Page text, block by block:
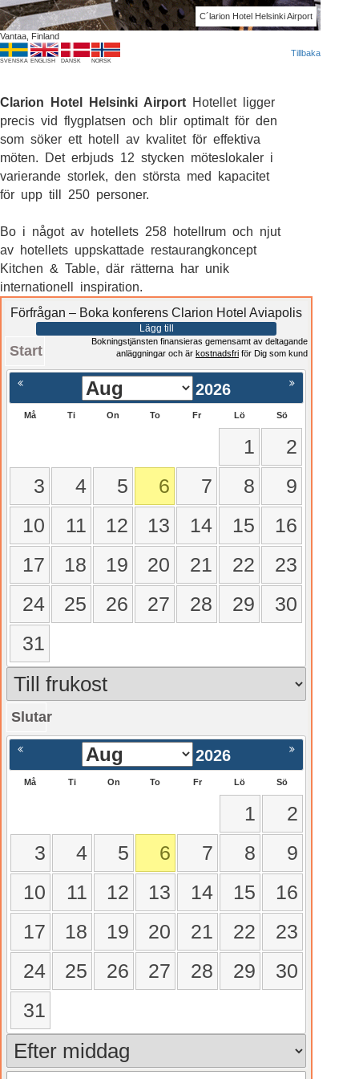
C´larion Hotel Helsinki Airport
Vantaa, Finland
SVENSKA ENGLISH DANSK NORSK
Tillbaka
Clarion Hotel Helsinki Airport Hotellet ligger
precis vid flygplatsen och blir optimalt för den
som söker ett hotell av kvalitet för effektiva
möten. Det erbjuds 12 stycken möteslokaler i
varierande storlek, den största med kapacitet
för upp till 250 personer.
Bo i något av hotellets 258 hotellrum och njut
av hotellets uppskattade restaurangkoncept
Kitchen & Table, där rätterna har unik
internationell inspiration.
Förfrågan – Boka konferens Clarion Hotel Aviapolis
Lägg till
Start
Bokningstjänsten finansieras gemensamt av deltagande
anläggningar och är kostnadsfri för Dig som kund
2026
Må Ti On To Fr Lö Sö
1
2
3
4 5 6 7 8
9
10
11 12 13 14 15
16
17
18 19 20 21 22
23
24
25 26 27 28 29
30
31
Slutar
Nästa >
2026
Må Ti On To Fr Lö Sö
1
2
3
4 5 6 7 8
9
10
11 12 13 14 15
16
17
18 19 20 21 22
23
24
25 26 27 28 29
30
31